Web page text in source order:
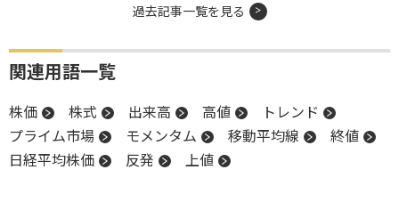
過去記事一覧を見る
関連用語一覧
株価 株式 出来高 高値
トレンド
プライム市場
モメンタム 移動平均線
終値
日経平均株価
反発 上値